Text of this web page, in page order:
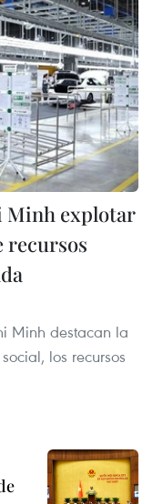
Minh explotar
recursos
Minh destacan la
los recursos